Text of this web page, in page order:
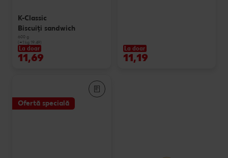
K-Classic
Biscuiți sandwich
600 g
(=1 kg 19.49)
La doar
11,69
La doar
11,19
Ofertă specială